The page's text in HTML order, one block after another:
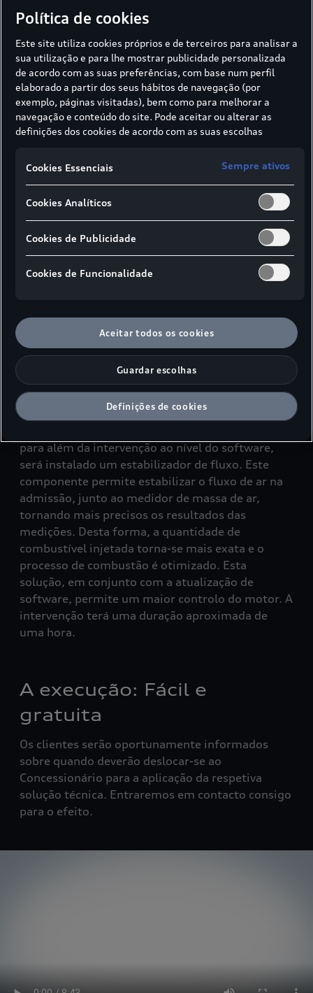
os clientes afetados.
A solução:
Motor 2.0 TDI (EA189) -
Atualização de Software
A VOLKSWAGEN AG desenvolveu uma solução de
software para o motor 2.0 TDI do tipo EA189. A
atualização do software do veículo será efetuada
por pessoal qualificado, com recurso a um
equipamento de diagnóstico. Esta intervenção
permitirá melhorar o controlo do motor. A
Motor 1.6 TDI (EA189) -
Atualização de Software e
adaptação do hardware
para além da intervenção ao nível do software,
será instalado um estabilizador de fluxo. Este
componente permite estabilizar o fluxo de ar na
admissão, junto ao medidor de massa de ar,
tornando mais precisos os resultados das
medições. Desta forma, a quantidade de
combustível injetada torna-se mais exata e o
processo de combustão é otimizado. Esta
solução, em conjunto com a atualização de
software, permite um maior controlo do motor. A
intervenção terá uma duração aproximada de
uma hora.
A execução: Fácil e
gratuita
Os clientes serão oportunamente informados
sobre quando deverão deslocar-se ao
Concessionário para a aplicação da respetiva
solução técnica. Entraremos em contacto consigo
para o efeito.
Política de cookies
Este site utiliza cookies próprios e de terceiros para analisar a
sua utilização e para lhe mostrar publicidade personalizada
de acordo com as suas preferências, com base num perfil
elaborado a partir dos seus hábitos de navegação (por
exemplo, páginas visitadas), bem como para melhorar a
navegação e conteúdo do site. Pode aceitar ou alterar as
definições dos cookies de acordo com as suas escolhas
informações sobre como a SIVA recolhe e trata cookies,
consulte a Política de cookies
Cookies Essenciais Sempre ativos
Cookies Analíticos
Cookies de Publicidade
Cookies de Funcionalidade
Aceitar todos os cookies
Guardar escolhas
Definições de cookies